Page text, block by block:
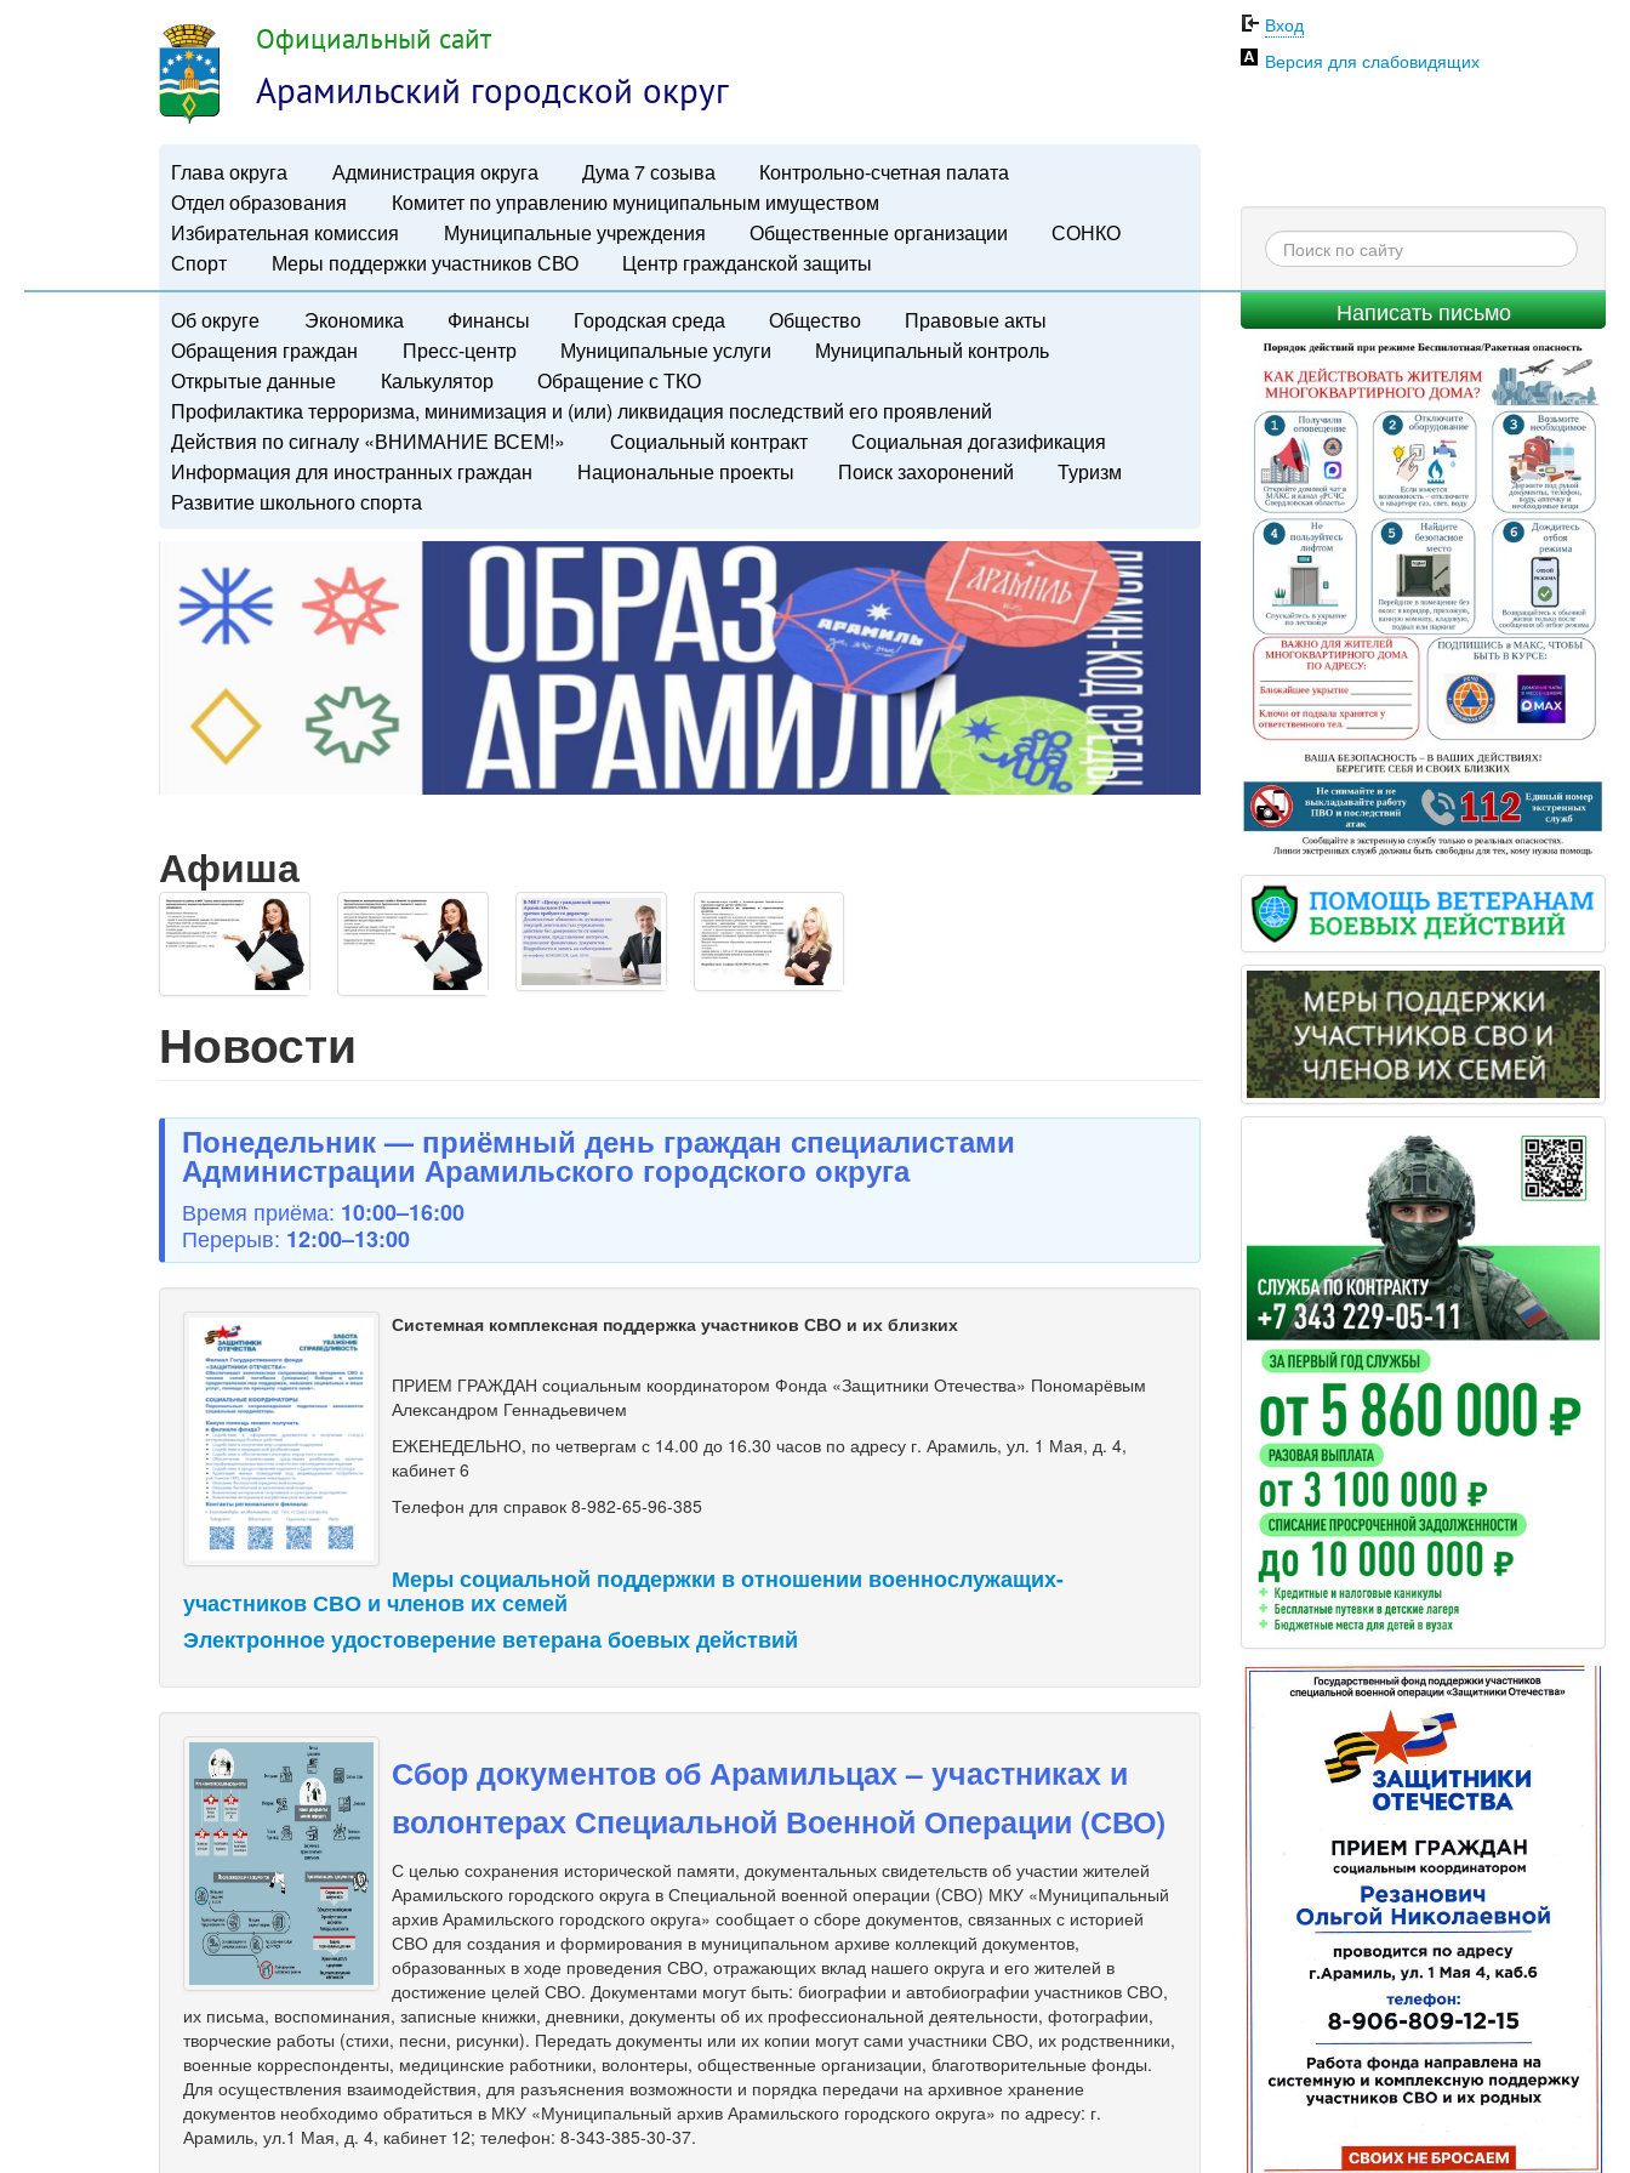
Официальный сайт
Арамильский городской округ
Глава округа Администрация округа Дума 7 созыва
Контрольно-счетная палата
Отдел образования
Комитет по управлению муниципальным имуществом
Избирательная комиссия
Муниципальные учреждения Общественные организации
СОНКО
Спорт
Меры поддержки участников СВО Центр гражданской защиты
Вход
Версия для слабовидящих
Написать письмо
Об округе Экономика Финансы Городская среда Общество
Правовые акты
Обращения граждан
Пресс-центр Муниципальные услуги
Муниципальный контроль
Открытые данные
Калькулятор
Обращение с ТКО
Профилактика терроризма, минимизация и (или) ликвидация последствий его проявлений
Действия по сигналу «ВНИМАНИЕ ВСЕМ!»
Социальный контракт
Социальная догазификация
Информация для иностранных граждан
Национальные проекты Поиск захоронений
Туризм
Развитие школьного спорта
Афиша
Новости
Понедельник — приёмный день граждан специалистами
Администрации Арамильского городского округа
Время приёма: 10:00–16:00
Перерыв: 12:00–13:00
Системная комплексная поддержка участников СВО и их близких
ПРИЕМ ГРАЖДАН социальным координатором Фонда «Защитники Отечества» Пономарёвым
Александром Геннадьевичем
ЕЖЕНЕДЕЛЬНО, по четвергам с 14.00 до 16.30 часов по адресу г. Арамиль, ул. 1 Мая, д. 4,
кабинет 6
Телефон для справок 8-982-65-96-385
Меры социальной поддержки в отношении военнослужащих-
участников СВО и членов их семей
Электронное удостоверение ветерана боевых действий
Сбор документов об Арамильцах – участниках и
волонтерах Специальной Военной Операции (СВО)
С целью сохранения исторической памяти, документальных свидетельств об участии жителей
Арамильского городского округа в Специальной военной операции (СВО) МКУ «Муниципальный
архив Арамильского городского округа» сообщает о сборе документов, связанных с историей
СВО для создания и формирования в муниципальном архиве коллекций документов,
образованных в ходе проведения СВО, отражающих вклад нашего округа и его жителей в
достижение целей СВО. Документами могут быть: биографии и автобиографии участников СВО,
их письма, воспоминания, записные книжки, дневники, документы об их профессиональной деятельности, фотографии,
творческие работы (стихи, песни, рисунки). Передать документы или их копии могут сами участники СВО, их родственники,
военные корреспонденты, медицинские работники, волонтеры, общественные организации, благотворительные фонды.
Для осуществления взаимодействия, для разъяснения возможности и порядка передачи на архивное хранение
документов необходимо обратиться в МКУ «Муниципальный архив Арамильского городского округа» по адресу: г.
Арамиль, ул.1 Мая, д. 4, кабинет 12; телефон: 8-343-385-30-37.